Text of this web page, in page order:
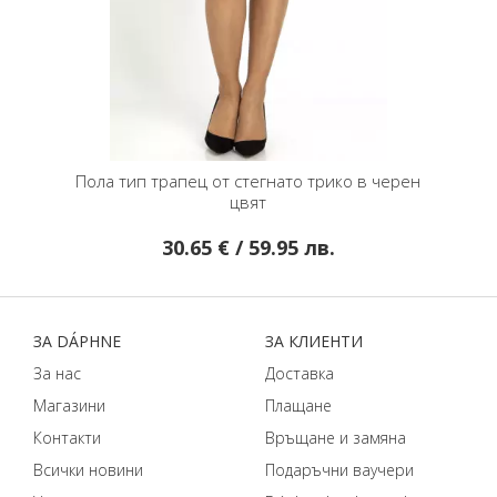
Пола тип трапец от стегнато трико в черен
30.65 € / 59.95 лв.
Стилна пола
ЗA DÁPHNЕ
За нас
Магазини
Контакти
Всички новини
ЗA КЛИЕНТИ
Доставка
Плащане
Връщане и замяна
Подаръчни ваучери